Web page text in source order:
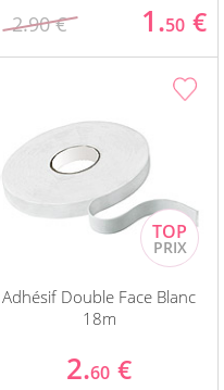
2.90 € 1.50 €
Adhésif Double Face Blanc
18m
2.60 €